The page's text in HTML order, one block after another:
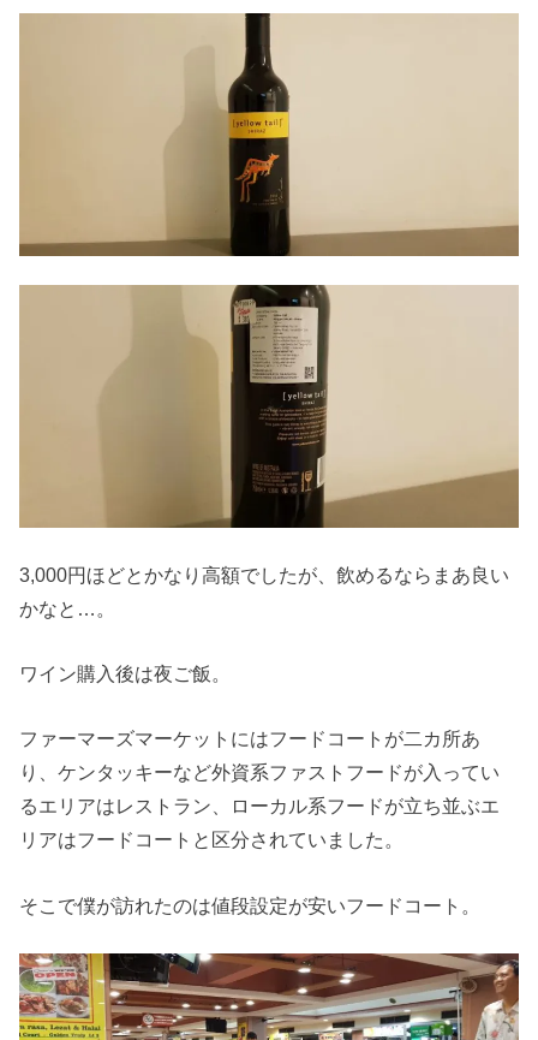
3,000円ほどとかなり高額でしたが、飲めるならまあ良い
かなと…。
ワイン購入後は夜ご飯。
ファーマーズマーケットにはフードコートが二カ所あ
り、ケンタッキーなど外資系ファストフードが入ってい
るエリアはレストラン、ローカル系フードが立ち並ぶエ
リアはフードコートと区分されていました。
そこで僕が訪れたのは値段設定が安いフードコート。